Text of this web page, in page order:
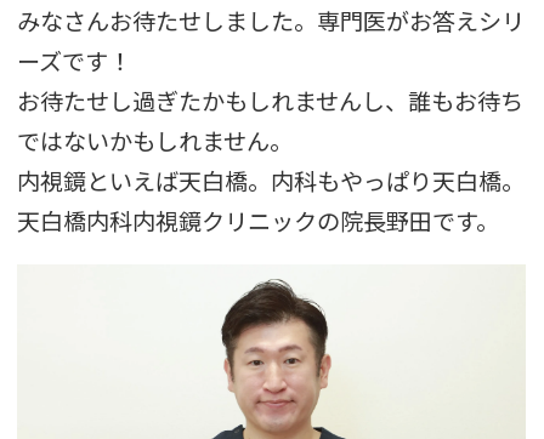
みなさんお待たせしました。専門医がお答えシリ
ーズです！
お待たせし過ぎたかもしれませんし、誰もお待ち
ではないかもしれません。
内視鏡といえば天白橋。内科もやっぱり天白橋。
天白橋内科内視鏡クリニックの院長野田です。